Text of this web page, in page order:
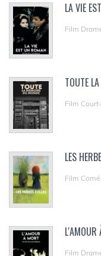
LA VIE
Film
TOUTE
Film
LES
Film
L'AMOUR
Film